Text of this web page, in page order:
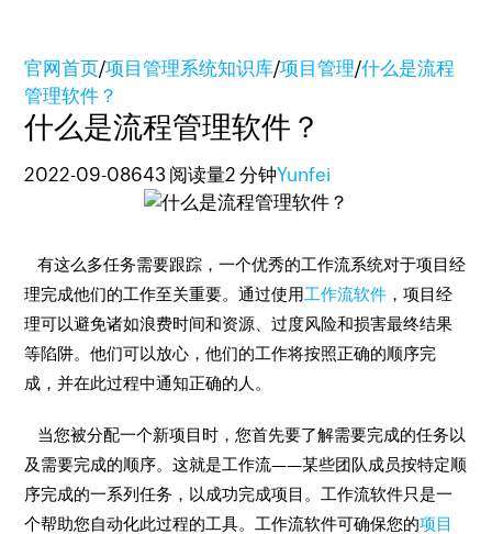
官网首页/项目管理系统知识库/项目管理/什么是流程
管理软件？
什么是流程管理软件？
2022-09-08643 阅读量2 分钟Yunfei
有这么多任务需要跟踪，一个优秀的工作流系统对于项目经
理完成他们的工作至关重要。通过使用工作流软件 ，项目经
理可以避免诸如浪费时间和资源、过度风险和损害最终结果
等陷阱。他们可以放心，他们的工作将按照正确的顺序完
成，并在此过程中通知正确的人。
当您被分配一个新项目时，您首先要了解需要完成的任务以
及需要完成的顺序。这就是工作流——某些团队成员按特定顺
序完成的一系列任务，以成功完成项目。工作流软件只是一
个帮助您自动化此过程的工具。工作流软件可确保您的项目